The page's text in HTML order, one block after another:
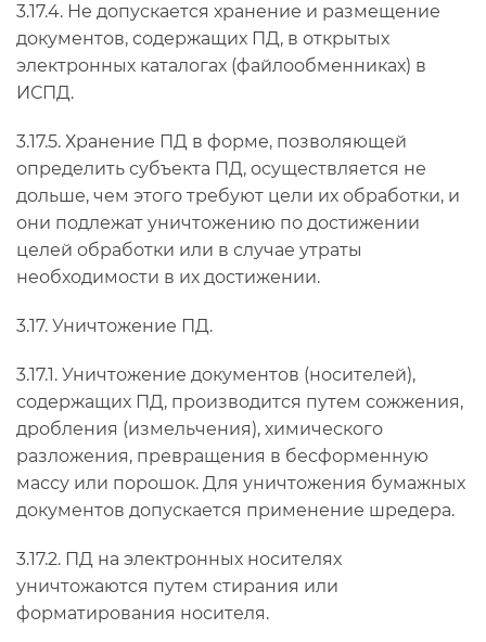
3.17.4. Не допускается хранение и размещение
документов, содержащих ПД, в открытых
электронных каталогах (файлообменниках) в
ИСПД.
3.17.5. Хранение ПД в форме, позволяющей
определить субъекта ПД, осуществляется не
дольше, чем этого требуют цели их обработки, и
они подлежат уничтожению по достижении
целей обработки или в случае утраты
необходимости в их достижении.
3.17. Уничтожение ПД.
3.17.1. Уничтожение документов (носителей),
содержащих ПД, производится путем сожжения,
дробления (измельчения), химического
разложения, превращения в бесформенную
массу или порошок. Для уничтожения бумажных
документов допускается применение шредера.
3.17.2. ПД на электронных носителях
уничтожаются путем стирания или
форматирования носителя.